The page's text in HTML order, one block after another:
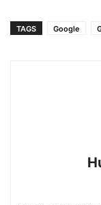
TAGS Google